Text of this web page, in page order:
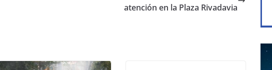
atención en la Plaza Rivadavia